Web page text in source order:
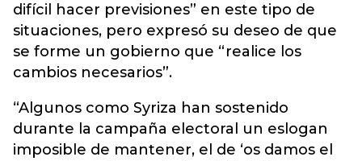
difícil hacer previsiones” en este tipo de
situaciones, pero expresó su deseo de que
se forme un gobierno que “realice los
cambios necesarios”.
“Algunos como Syriza han sostenido
durante la campaña electoral un eslogan
imposible de mantener, el de ‘os damos el